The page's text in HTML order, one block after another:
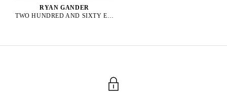
RYAN GANDER
TWO HUNDRED AND SIXTY EIGHT DEGREES BELOW EVERY KIND OF ZERO, 2014